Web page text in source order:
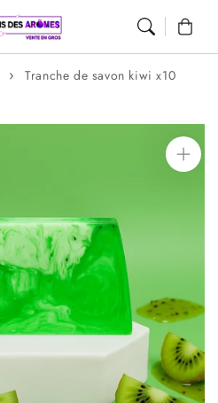
Panier
Tranche de savon kiwi x10